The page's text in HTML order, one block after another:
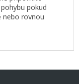
pokud
nebo rovnou